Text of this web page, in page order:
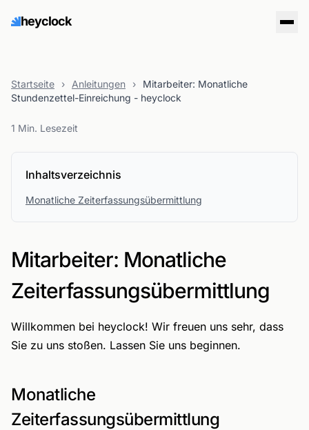
heyclock
Startseite › Anleitungen ›
Mitarbeiter: Monatliche
Stundenzettel-Einreichung - heyclock
1 Min. Lesezeit
Inhaltsverzeichnis
Monatliche Zeiterfassungsübermittlung
Mitarbeiter: Monatliche
Zeiterfassungsübermittlung
Willkommen bei heyclock! Wir freuen uns sehr, dass
Sie zu uns stoßen. Lassen Sie uns beginnen.
Monatliche
Zeiterfassungsübermittlung